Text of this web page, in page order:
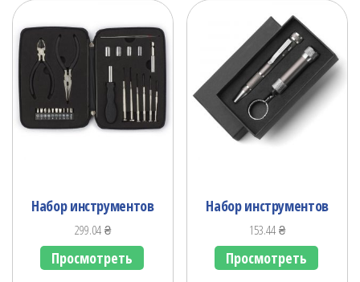
Набор инструментов
299.04₴
Просмотреть
Набор инструментов
153.44₴
Просмотреть